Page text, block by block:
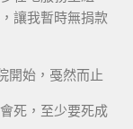
讓我暫時無捐款
開始，戞然而止
死，至少要死成